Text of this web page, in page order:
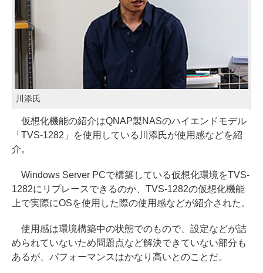
川添氏
仮想化機能の紹介はQNAP製NASのハイエンドモデル
「TVS-1282」を使用している川添氏が使用感などを紹
介。
Windows Server PCで構築している仮想化環境をTVS-
1282にリプレースできるのか、TVS-1282の仮想化機能
上で実際にOSを使用した際の使用感などが紹介された。
使用感は環境構築中の状態でのもので、設定などが詰
められていないため問題点など解決できていない部分も
あるが、パフォーマンスはかなり高いとのことだ。